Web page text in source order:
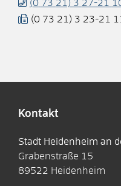
(0 73 21) 3 27-21
(0 73 21) 3 23-21
Kontakt
Stadt Heidenheim an
Grabenstraße 15
89522 Heidenheim